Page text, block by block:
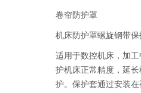
卷帘防护罩
机床防护罩螺旋钢带保
适用于数控机床，加
护机床正常精度，延
护。保护套通过安装